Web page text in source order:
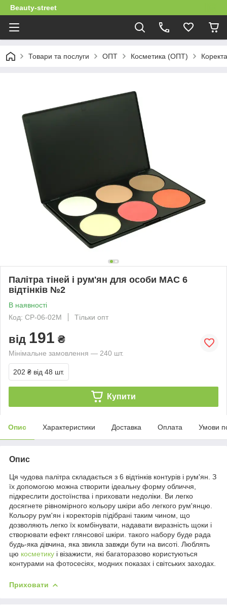
Beauty-street
Товари та послуги ОПТ Косметика (ОПТ)
Палітра тіней і рум'ян для особи МАС 6
відтінків №2
В наявності
Код: CP-06-02M
Тільки опт
від 191 ₴
Мінімальне замовлення — 240 шт.
202 ₴ від 48 шт.
Купити
Опис Характеристики Доставка Оплата Умови
Опис
Ця чудова палітра складається з 6 відтінків контурів і рум'ян. З
їх допомогою можна створити ідеальну форму обличчя,
підкреслити достоїнства і приховати недоліки. Ви легко
досягнете рівномірного кольору шкіри або легкого рум'янцю.
Кольору рум'ян і коректорів підібрані таким чином, що
дозволяють легко їх комбінувати, надавати виразність щоки і
створювати ефект глянсової шкіри. такого набору буде рада
будь-яка дівчина, яка звикла завжди бути на висоті. Люблять
цю косметику і візажисти, які багаторазово користуються
контурами на фотосесіях, модних показах і світських заходах.
Приховати